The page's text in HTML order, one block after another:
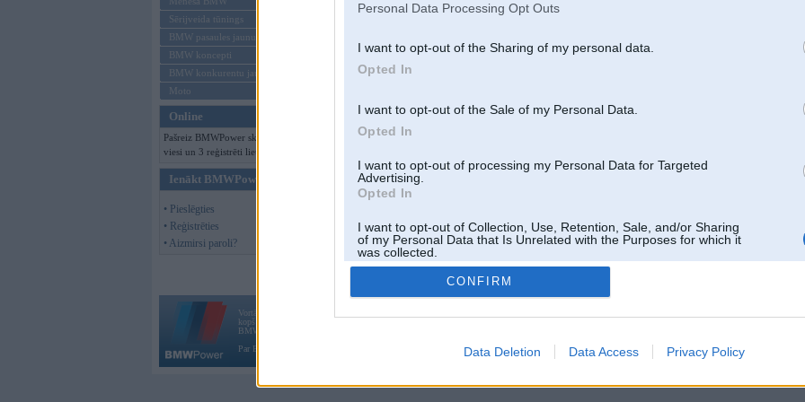
Personal Data Processing Opt Outs
I want to opt-out of the Sharing of my personal data.
Opted In
I want to opt-out of the Sale of my Personal Data.
Opted In
I want to opt-out of processing my Personal Data for Targeted
Advertising.
Opted In
I want to opt-out of Collection, Use, Retention, Sale, and/or Sharing
of my Personal Data that Is Unrelated with the Purposes for which it
was collected.
Opted Out
CONFIRM
Data Deletion Data Access Privacy Policy
Sērijveida tūnings
BMW pasaules jaunumi
BMW koncepti
BMW konkurentu jaunumi
Moto
Online
Pašreiz BMWPower skatās 118
viesi un 3 reģistrēti lietotāji.
Ienākt BMWPower
• Pieslēgties
• Reģistrēties
• Aizmirsi paroli?
Vortāls BMWPower.lv darbojas
kopš 2002. gada 14. maija. Tas nav auto klubs un nav saistīts ar
BMW AG.
Par BMWPower